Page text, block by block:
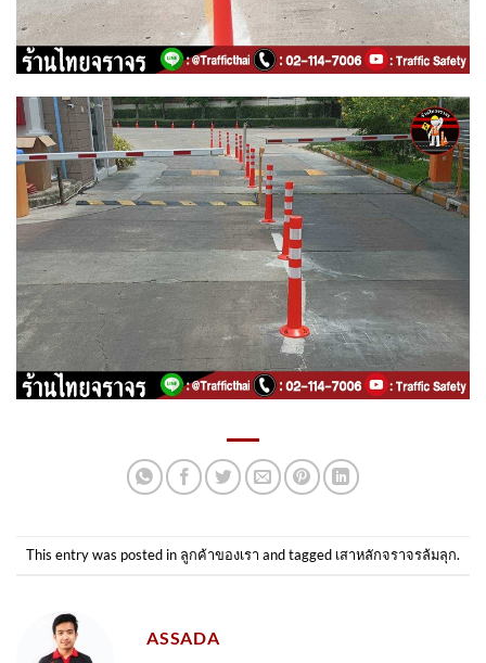
This entry was posted in ลูกค้าของเรา and tagged เสาหลักจราจรล้มลุก.
ASSADA